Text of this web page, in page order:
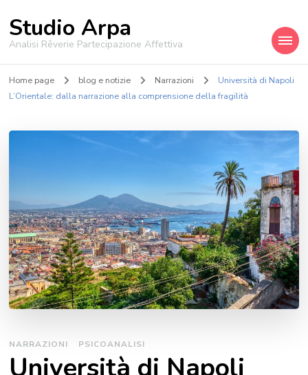
Studio Arpa
Analisi Rêverie Partecipazione Affettiva
Home page blog e notizie Narrazioni
Università di Napoli
L’Orientale: dalla narrazione alla comprensione della fragilità
NARRAZIONI PSICOANALISI